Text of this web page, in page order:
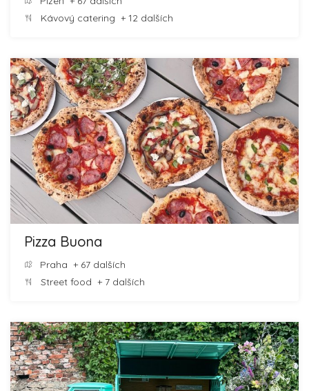
Kávový catering + 12 dalších
Pizza Buona
Praha + 67 dalších
Street food + 7 dalších